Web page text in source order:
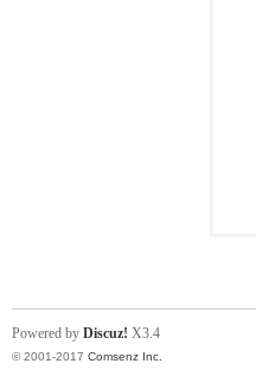
Powered by Discuz! X3.4
© 2001-2017 Comsenz Inc.